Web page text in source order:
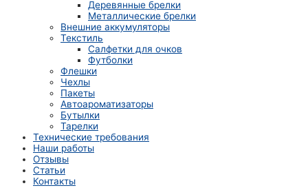
Деревянные брелки
Металлические брелки
Внешние аккумуляторы
Текстиль
Салфетки для очков
Футболки
Флешки
Чехлы
Пакеты
Автоароматизаторы
Бутылки
Тарелки
Технические требования
Наши работы
Отзывы
Статьи
Контакты